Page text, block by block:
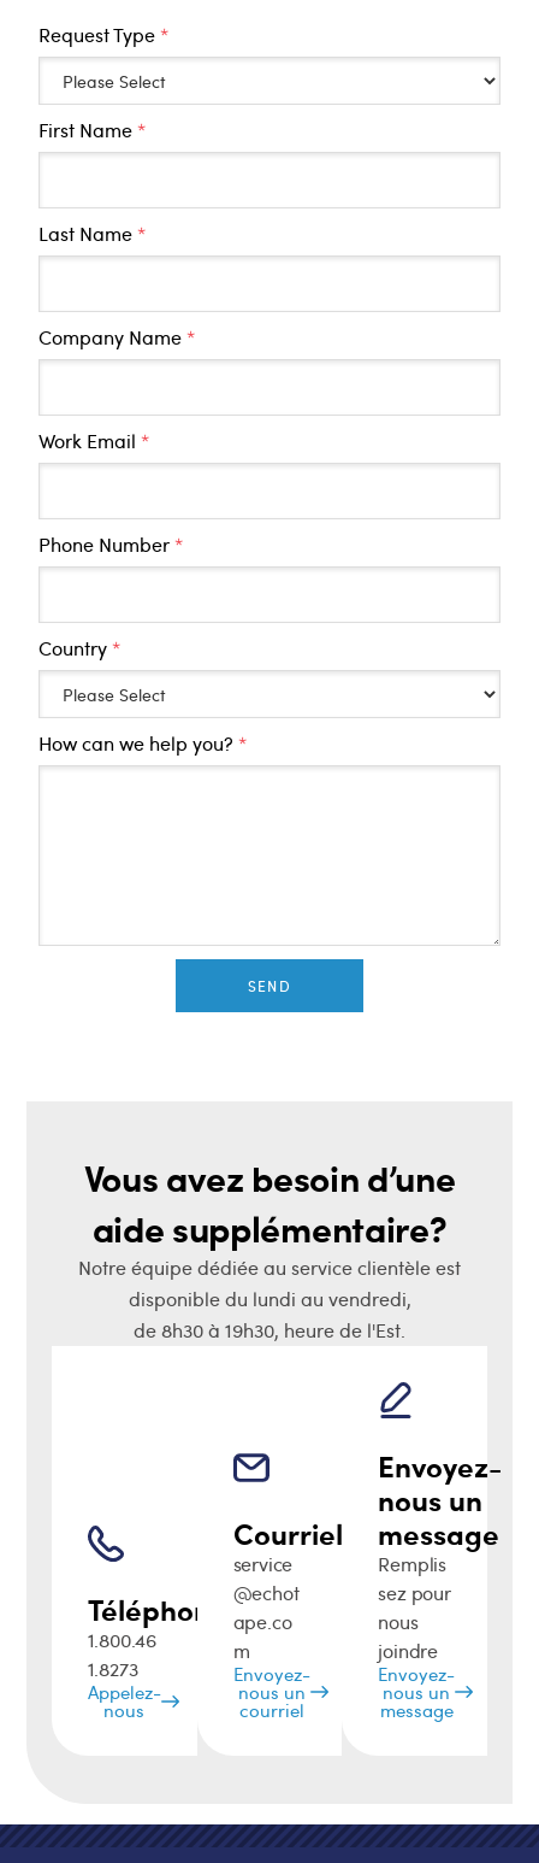
Request Type*
First Name*
Last Name*
Company Name*
Work Email*
Phone Number*
Country*
How can we help you?*
SEND
Vous avez besoin d’une
aide supplémentaire?
Notre équipe dédiée au service clientèle est
disponible du lundi au vendredi,
de 8h30 à 19h30, heure de l'Est.
Téléphone
1.800.46
1.8273
Appelez-
nous
Courriel
service
@echot
ape.co
m
Envoyez-
nous un
courriel
Envoyez-
nous un
message
Remplis
sez pour
nous
joindre
Envoyez-
nous un
message